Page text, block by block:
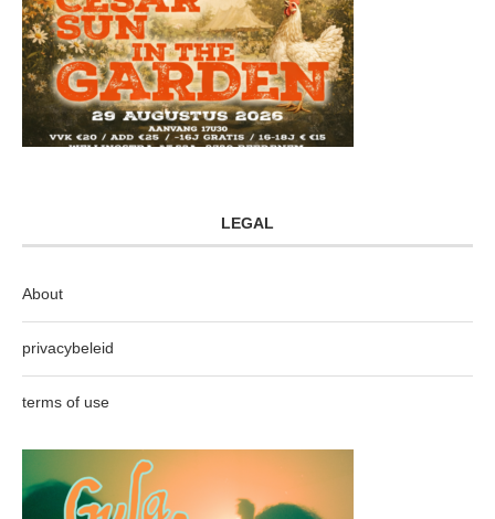
LEGAL
About
privacybeleid
terms of use